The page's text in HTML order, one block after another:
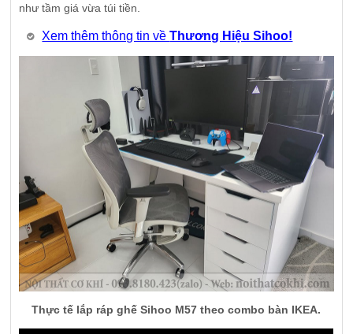
như tầm giá vừa túi tiền.
Xem thêm thông tin vềThương Hiệu Sihoo!
Thực tế lắp ráp ghế Sihoo M57 theo combo bàn IKEA.